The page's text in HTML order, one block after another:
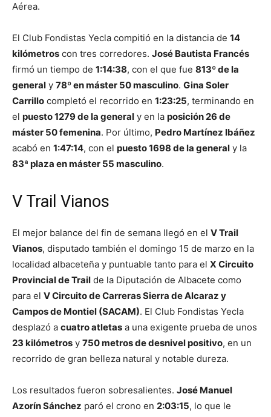
Aérea.
El Club Fondistas Yecla compitió en la distancia de 14
kilómetros con tres corredores. José Bautista Francés
firmó un tiempo de 1:14:38, con el que fue 813º de la
general y 78º en máster 50 masculino. Gina Soler
Carrillo completó el recorrido en 1:23:25, terminando en
el puesto 1279 de la general y en la posición 26 de
máster 50 femenina. Por último, Pedro Martínez Ibáñez
acabó en 1:47:14, con el puesto 1698 de la general y la
83ª plaza en máster 55 masculino.
V Trail Vianos
El mejor balance del fin de semana llegó en el V Trail
Vianos, disputado también el domingo 15 de marzo en la
localidad albaceteña y puntuable tanto para el X Circuito
Provincial de Trail de la Diputación de Albacete como
para el V Circuito de Carreras Sierra de Alcaraz y
Campos de Montiel (SACAM). El Club Fondistas Yecla
desplazó a cuatro atletas a una exigente prueba de unos
23 kilómetros y 750 metros de desnivel positivo, en un
recorrido de gran belleza natural y notable dureza.
Los resultados fueron sobresalientes. José Manuel
Azorín Sánchez paró el crono en 2:03:15, lo que le